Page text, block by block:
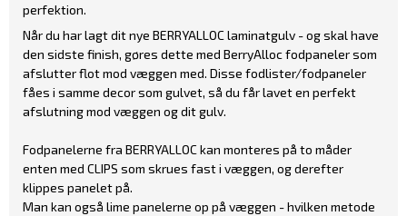
perfektion.
Når du har lagt dit nye BERRYALLOC laminatgulv - og skal have
den sidste finish, gøres dette med BerryAlloc fodpaneler som
afslutter flot mod væggen med. Disse fodlister/fodpaneler
fåes i samme decor som gulvet, så du får lavet en perfekt
afslutning mod væggen og dit gulv.
Fodpanelerne fra BERRYALLOC kan monteres på to måder
enten med CLIPS som skrues fast i væggen, og derefter
klippes panelet på.
Man kan også lime panelerne op på væggen - hvilken metode